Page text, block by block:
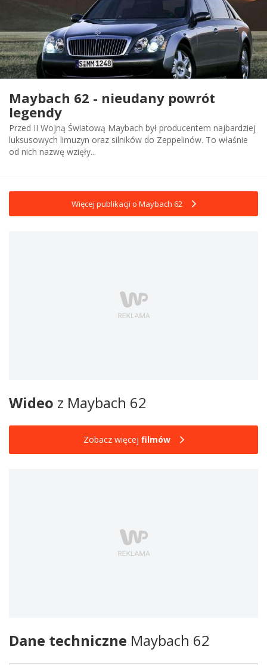
Maybach 62 - nieudany powrót
legendy
Przed II Wojną Światową Maybach był producentem najbardziej
luksusowych limuzyn oraz silników do Zeppelinów. To właśnie
od nich nazwę wzięły...
Więcej publikacji o Maybach 62
Wideo z Maybach 62
Zobacz więcej filmów
Dane techniczne Maybach 62